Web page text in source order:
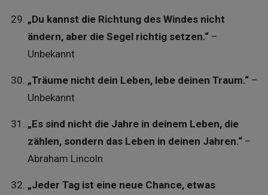
„Du kannst die Richtung des Windes nicht
ändern, aber die Segel richtig setzen.“–
Unbekannt
„Träume nicht dein Leben, lebe deinen Traum.“–
Unbekannt
„Es sind nicht die Jahre in deinem Leben, die
zählen, sondern das Leben in deinen Jahren.“–
Abraham Lincoln
„Jeder Tag ist eine neue Chance, etwas